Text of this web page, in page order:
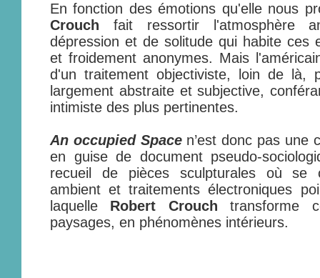
En fonction des émotions qu'elle nous
Crouch fait ressortir l'atmosphère
dépression et de solitude qui habite ces
et froidement anonymes. Mais
d'un traitement objectiviste, loin de là,
largement abstraite et subjective,
intimiste des plus pertinentes.
An occupied Spacen’est donc pas une
en guise de document pseudo-
recueil de pièces sculpturales où se
ambient et traitements électroniques
laquelle Robert Crouch transforme
paysages, en phénomènes intérieurs.